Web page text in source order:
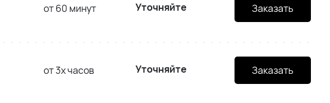
от 60 минут Уточняйте Заказать
от 3х часов Уточняйте Заказать